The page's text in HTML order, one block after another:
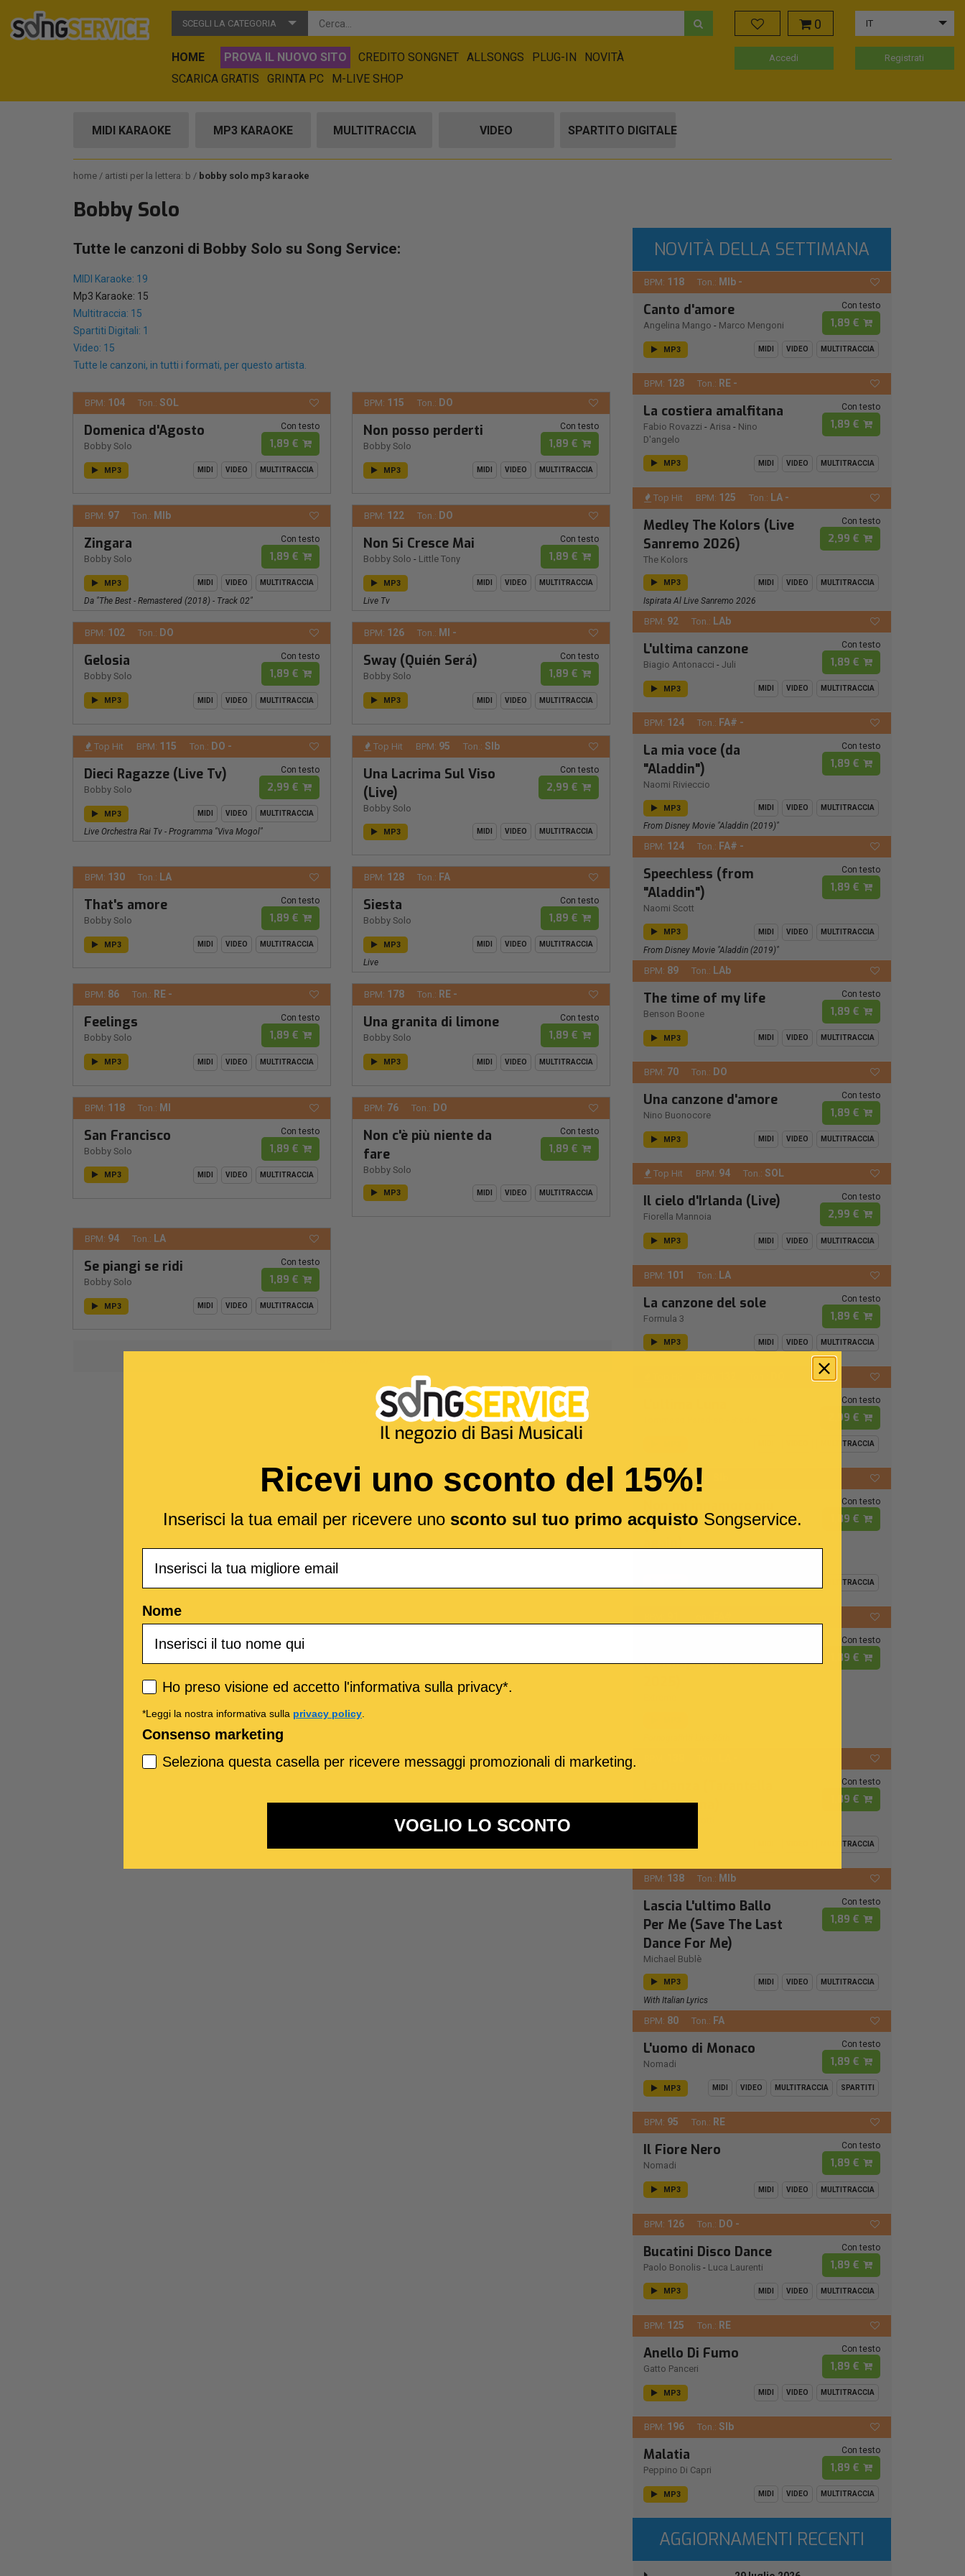
SCEGLI LA CATEGORIA
HOME PROVA IL NUOVO SITO CREDITO SONGNET ALLSONGS PLUG-IN
NOVITÀ
SCARICA GRATIS
GRINTA PC M-LIVE SHOP
0 IT
Accedi Registrati
MIDI KARAOKE MP3 KARAOKE MULTITRACCIA VIDEO SPARTITO DIGITALE
home artisti per la lettera: b bobby solo mp3 karaoke
Bobby Solo
Tutte le canzoni di Bobby Solo su Song Service:
MIDI Karaoke: 19
Mp3 Karaoke: 15
Multitraccia: 15
Spartiti Digitali: 1
Video: 15
Tutte le canzoni, in tutti i formati, per questo artista.
BPM: 104 Ton.: SOL
Domenica d'Agosto
Bobby Solo
Con testo
1,89 €
MP3 MIDI VIDEO MULTITRACCIA
BPM: 115 Ton.: DO
Non posso perderti
Bobby Solo
Con testo
1,89 €
MP3 MIDI VIDEO MULTITRACCIA
BPM: 97 Ton.: MIb
Zingara
Bobby Solo
Con testo
1,89 €
MP3 MIDI VIDEO MULTITRACCIA
Da "The Best - Remastered (2018) - Track 02"
BPM: 122 Ton.: DO
Non Si Cresce Mai
Bobby Solo - Little Tony
Con testo
1,89 €
MP3 MIDI VIDEO MULTITRACCIA
Live Tv
BPM: 102 Ton.: DO
Gelosia
Bobby Solo
Con testo
1,89 €
MP3 MIDI VIDEO MULTITRACCIA
BPM: 126 Ton.: MI -
Sway (Quién Será)
Bobby Solo
Con testo
1,89 €
MP3 MIDI VIDEO MULTITRACCIA
Top Hit BPM: 115 Ton.: DO -
Dieci Ragazze (Live Tv)
Bobby Solo
Con testo
2,99 €
MP3 MIDI VIDEO MULTITRACCIA
Live Orchestra Rai Tv - Programma "viva Mogol"
Top Hit BPM: 95 Ton.: SIb
Una Lacrima Sul Viso
(Live)
Bobby Solo
Con testo
2,99 €
MP3 MIDI VIDEO MULTITRACCIA
BPM: 130 Ton.: LA
That's amore
Bobby Solo
Con testo
1,89 €
MP3 MIDI VIDEO MULTITRACCIA
BPM: 128 Ton.: FA
Siesta
Bobby Solo
Con testo
1,89 €
MP3 MIDI VIDEO MULTITRACCIA
Live
BPM: 86 Ton.: RE -
Feelings
Bobby Solo
Con testo
1,89 €
MP3 MIDI VIDEO MULTITRACCIA
BPM: 178 Ton.: RE -
Una granita di limone
Bobby Solo
Con testo
1,89 €
MP3 MIDI VIDEO MULTITRACCIA
BPM: 118 Ton.: MI
San Francisco
Bobby Solo
Con testo
1,89 €
MP3 MIDI VIDEO MULTITRACCIA
BPM: 76 Ton.: DO
Non c'è più niente da
fare
Bobby Solo
Con testo
1,89 €
MP3 MIDI VIDEO MULTITRACCIA
BPM: 94 Ton.: LA
Se piangi se ridi
Bobby Solo
Con testo
1,89 €
MP3 MIDI VIDEO MULTITRACCIA
NOVITÀ DELLA SETTIMANA
BPM: 118 Ton.: MIb -
Canto d'amore
Angelina Mango - Marco Mengoni
Con testo
1,89 €
MP3 MIDI VIDEO MULTITRACCIA
BPM: 128 Ton.: RE -
La costiera amalfitana
Fabio Rovazzi - Arisa - Nino
D'angelo
Con testo
1,89 €
MP3 MIDI VIDEO MULTITRACCIA
Top Hit BPM: 125 Ton.: LA -
Medley The Kolors (Live
Sanremo 2026)
The Kolors
Con testo
2,99 €
MP3 MIDI VIDEO MULTITRACCIA
Ispirata Al Live Sanremo 2026
BPM: 92 Ton.: LAb
L'ultima canzone
Biagio Antonacci - Juli
Con testo
1,89 €
MP3 MIDI VIDEO MULTITRACCIA
BPM: 124 Ton.: FA# -
La mia voce (da
"Aladdin")
Naomi Rivieccio
Con testo
1,89 €
MP3 MIDI VIDEO MULTITRACCIA
From Disney Movie "Aladdin (2019)"
BPM: 124 Ton.: FA# -
Speechless (from
"Aladdin")
Naomi Scott
Con testo
1,89 €
MP3 MIDI VIDEO MULTITRACCIA
From Disney Movie "Aladdin (2019)"
BPM: 89 Ton.: LAb
The time of my life
Benson Boone
Con testo
1,89 €
MP3 MIDI VIDEO MULTITRACCIA
BPM: 70 Ton.: DO
Una canzone d'amore
Nino Buonocore
Con testo
1,89 €
MP3 MIDI VIDEO MULTITRACCIA
Top Hit BPM: 94 Ton.: SOL
Il cielo d'Irlanda (Live)
Fiorella Mannoia
Con testo
2,99 €
MP3 MIDI VIDEO MULTITRACCIA
BPM: 101 Ton.: LA
La canzone del sole
Formula 3
Con testo
1,89 €
MP3 MIDI VIDEO MULTITRACCIA
Con testo
2,99 €
MULTITRACCIA
BPM:67 Ton.:
(I'll never fall in love
Con testo
1,89 €
MULTITRACCIA
(Pornograffitti Live
Con testo
1,89 €
Napoletana)
Con testo
1,89 €
MULTITRACCIA
BPM: 138 Ton.: MIb
Lascia L'ultimo Ballo
Per Me (Save The Last
Dance For Me)
Michael Bublè
Con testo
1,89 €
MP3 MIDI VIDEO MULTITRACCIA
With Italian Lyrics
BPM: 80 Ton.: FA
L'uomo di Monaco
Nomadi
Con testo
1,89 €
MP3 MIDI VIDEO MULTITRACCIA SPARTITI
BPM: 95 Ton.: RE
Il Fiore Nero
Nomadi
Con testo
1,89 €
MP3 MIDI VIDEO MULTITRACCIA
BPM: 126 Ton.: DO -
Bucatini Disco Dance
Paolo Bonolis - Luca Laurenti
Con testo
1,89 €
MP3 MIDI VIDEO MULTITRACCIA
BPM: 125 Ton.: RE
Anello Di Fumo
Gatto Panceri
Con testo
1,89 €
MP3 MIDI VIDEO MULTITRACCIA
BPM: 196 Ton.: SIb
Malatia
Peppino Di Capri
Con testo
1,89 €
MP3 MIDI VIDEO MULTITRACCIA
AGGIORNAMENTI RECENTI
Ricevi uno sconto del 15%!
Inserisci la tua email per ricevere uno sconto sul tuo primo acquisto Songservice.
Nome
Privacy policy
Ho preso visione ed accetto l'informativa sulla privacy*.
*Leggi la nostra informativa sulla privacy policy.
Consenso marketing
Seleziona questa casella per ricevere messaggi promozionali di marketing.
VOGLIO LO SCONTO